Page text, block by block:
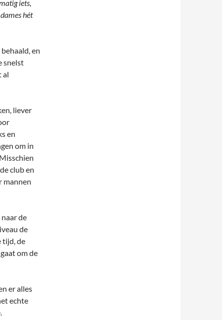
iets,
hét
en
snelst
al
liever
en
om in
club en
mannen
de
de
tijd, de
om de
er alles
echte